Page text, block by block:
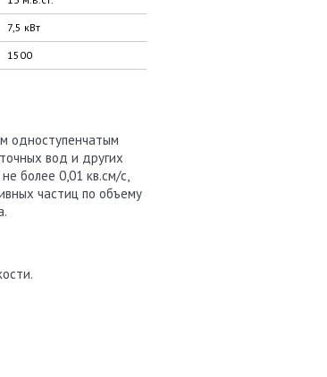
7,5 кВт
1500
одноступенчатым
вод и других
более 0,01 кв.см/с,
частиц по объему